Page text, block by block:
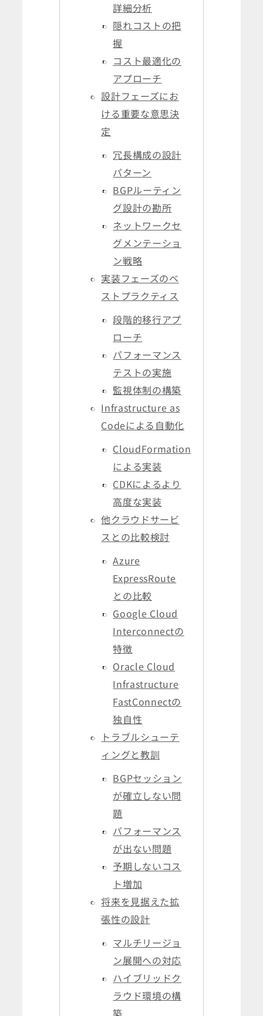
詳細分析
隠れコストの把
握
コスト最適化の
アプローチ
設計フェーズにお
ける重要な意思決
定
冗長構成の設計
パターン
BGPルーティン
グ設計の勘所
ネットワークセ
グメンテーショ
ン戦略
実装フェーズのベ
ストプラクティス
段階的移行アプ
ローチ
パフォーマンス
テストの実施
監視体制の構築
Infrastructure as
Codeによる自動化
CloudFormation
による実装
CDKによるより
高度な実装
他クラウドサービ
スとの比較検討
Azure
ExpressRoute
との比較
Google Cloud
Interconnectの
特徴
Oracle Cloud
Infrastructure
FastConnectの
独自性
トラブルシューテ
ィングと教訓
BGPセッション
が確立しない問
題
パフォーマンス
が出ない問題
予期しないコス
ト増加
将来を見据えた拡
張性の設計
マルチリージョ
ン展開への対応
ハイブリッドク
ラウド環境の構
築